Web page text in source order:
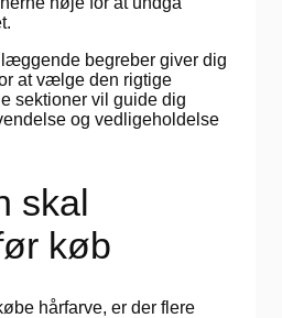
begreber giver dig
at vælge den rigtige
sektioner vil guide dig
og vedligeholdelse
skal
køb
hårfarve, er der flere